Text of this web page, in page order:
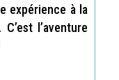
expérience à la
C’est l’aventure